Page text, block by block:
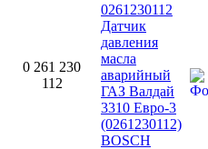
0 261 230
112
0261230112
Датчик
давления
масла
аварийный
ГАЗ Валдай
3310 Евро-3
(0261230112)
BOSCH